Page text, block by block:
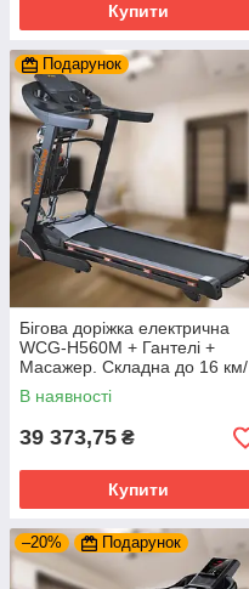
Купити
Подарунок
Бігова доріжка електрична
WCG-H560М + Гантелі +
Масажер. Складна до 16 км/
год для дому або спортзалу
В наявності
39 373,75 ₴
Купити
–20% Подарунок